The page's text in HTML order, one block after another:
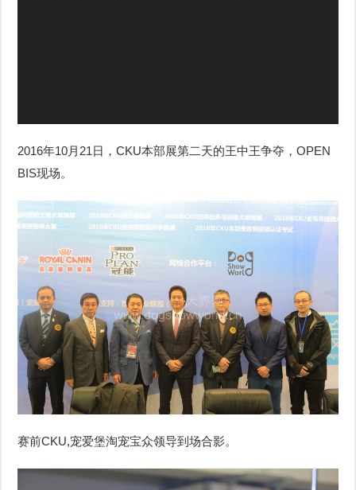
2016年10月21日，CKU本部展第二天的王中王争夺，OPEN
BIS现场。
赛前CKU,宠爱堡淘宠宝众领导到场合影。